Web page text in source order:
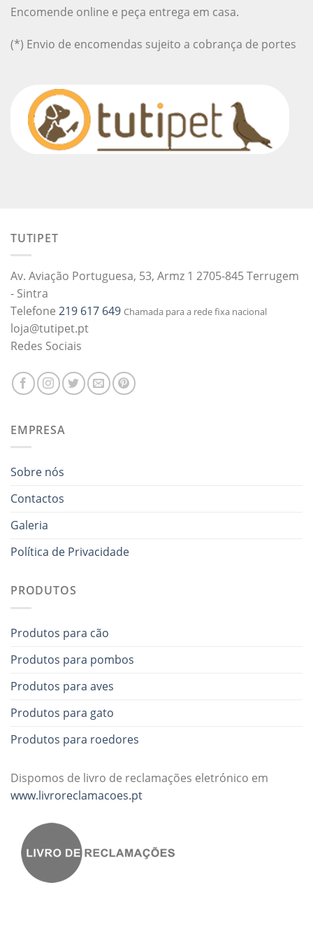
Encomende online e peça entrega em casa.
(*) Envio de encomendas sujeito a cobrança de portes
TUTIPET
Av. Aviação Portuguesa, 53, Armz 1 2705-845 Terrugem
- Sintra
Telefone 219 617 649 Chamada para a rede fixa nacional
loja@tutipet.pt
Redes Sociais
EMPRESA
Sobre nós
Contactos
Galeria
Política de Privacidade
PRODUTOS
Produtos para cão
Produtos para pombos
Produtos para aves
Produtos para gato
Produtos para roedores
Dispomos de livro de reclamações eletrónico em
www.livroreclamacoes.pt